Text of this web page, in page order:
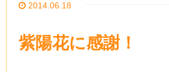
2014.06.18
紫陽花に感謝！